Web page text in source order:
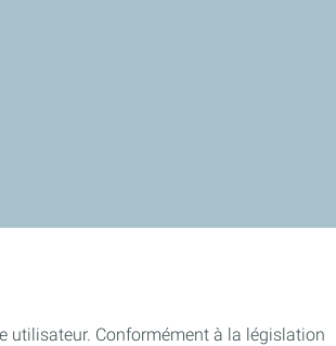
utilisateur. Conformément à la législation